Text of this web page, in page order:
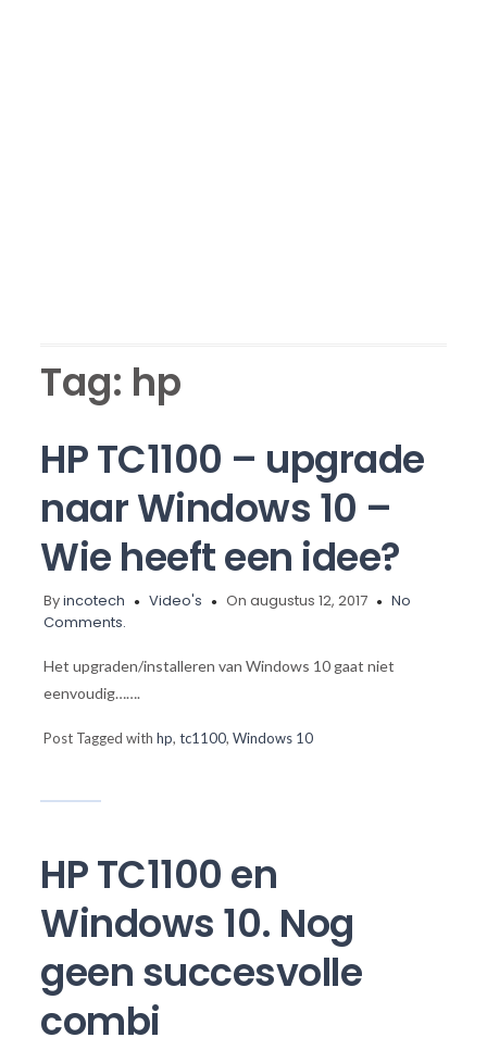
Tag: hp
HP TC1100 – upgrade
naar Windows 10 –
Wie heeft een idee?
Byincotech Video's On augustus 12, 2017
No
Comments.
Het upgraden/installeren van Windows 10 gaat niet
eenvoudig…….
Post Tagged withhp,tc1100,Windows 10
HP TC1100 en
Windows 10. Nog
geen succesvolle
combi